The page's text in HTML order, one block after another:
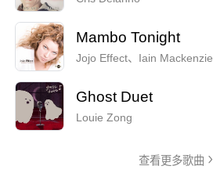
Mambo Tonight
Jojo Effect、Iain Mackenzie
Ghost Duet
Louie Zong
查看更多歌曲